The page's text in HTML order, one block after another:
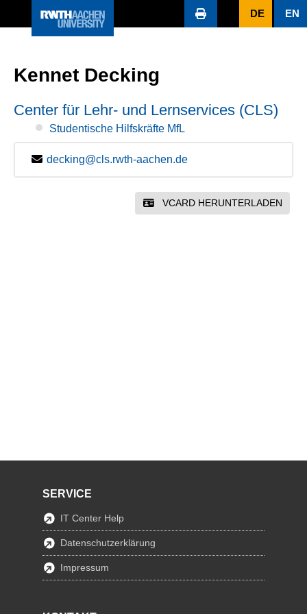
DE EN
Kennet Decking
Center für Lehr- und Lernservices (CLS)
Studentische Hilfskräfte MfL
decking@cls.rwth-aachen.de
VCARD HERUNTERLADEN
SERVICE
IT Center Help
Datenschutzerklärung
Impressum